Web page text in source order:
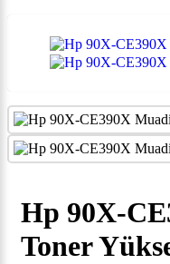
Hp 90X-
Toner